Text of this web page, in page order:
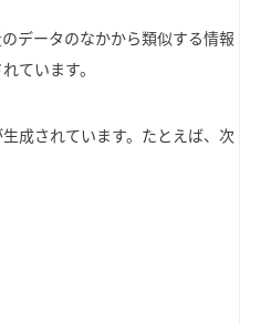
データのなかから類似する情報
ています。
成されています。たとえば、次